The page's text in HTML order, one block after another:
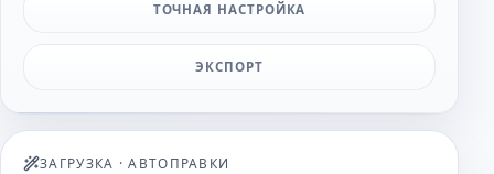
ТОЧНАЯ НАСТРОЙКА
ЭКСПОРТ
ЗАГРУЗКА ·АВТОПРАВКИ